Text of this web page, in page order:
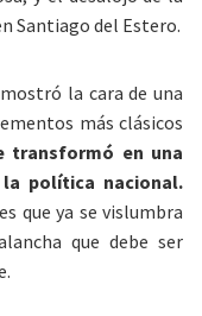
Santiago del Estero.
la cara de una
más clásicos
transformó en una
política nacional.
que ya se vislumbra
que debe ser